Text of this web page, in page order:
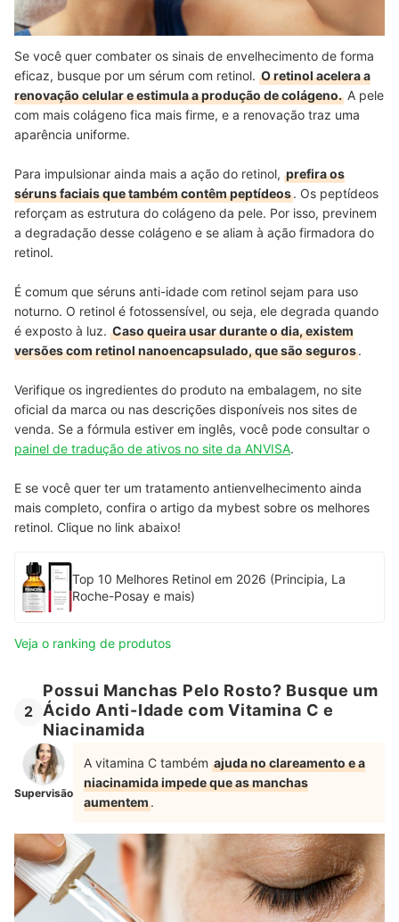
Se você quer combater os sinais de envelhecimento de forma
eficaz, busque por um sérum com retinol. O retinol acelera a
renovação celular e estimula a produção de colágeno. A pele
com mais colágeno fica mais firme, e a renovação traz uma
aparência uniforme.
Para impulsionar ainda mais a ação do retinol, prefira os
séruns faciais que também contêm peptídeos. Os peptídeos
reforçam as estrutura do colágeno da pele. Por isso, previnem
a degradação desse colágeno e se aliam à ação firmadora do
retinol.
É comum que séruns anti-idade com retinol sejam para uso
noturno. O retinol é fotossensível, ou seja, ele degrada quando
é exposto à luz. Caso queira usar durante o dia, existem
versões com retinol nanoencapsulado, que são seguros.
Verifique os ingredientes do produto na embalagem, no site
oficial da marca ou nas descrições disponíveis nos sites de
venda. Se a fórmula estiver em inglês, você pode consultar o
painel de tradução de ativos no site da ANVISA.
E se você quer ter um tratamento antienvelhecimento ainda
mais completo, confira o artigo da mybest sobre os melhores
retinol. Clique no link abaixo!
Top 10 Melhores Retinol em 2026 (Principia, La
Roche-Posay e mais)
Veja o ranking de produtos
2
Possui Manchas Pelo Rosto? Busque um
Ácido Anti-Idade com Vitamina C e
Niacinamida
Supervisão
A vitamina C também ajuda no clareamento e a
niacinamida impede que as manchas
aumentem.